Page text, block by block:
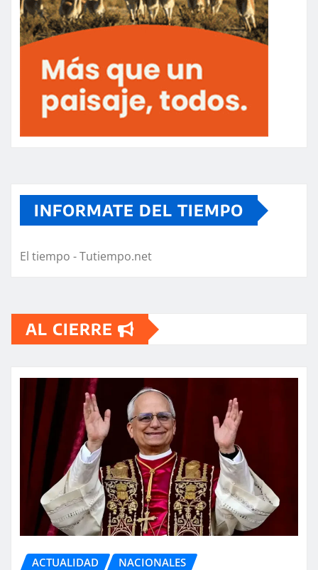
INFORMATE DEL TIEMPO
El tiempo - Tutiempo.net
AL CIERRE
ACTUALIDAD NACIONALES